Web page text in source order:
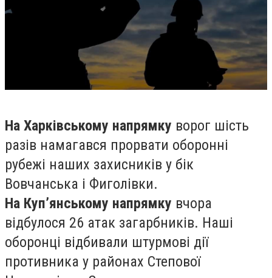
На Харківському напрямку ворог шість
разів намагався прорвати оборонні
рубежі наших захисників у бік
Вовчанська і Фиголівки.
На Куп’янському напрямку вчора
відбулося 26 атак загарбників. Наші
оборонці відбивали штурмові дії
противника у районах Степової